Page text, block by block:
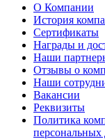
О Компании
История
Сертификаты
Награды и
Наши
Отзывы о
Наши
Вакансии
Реквизиты
Политика